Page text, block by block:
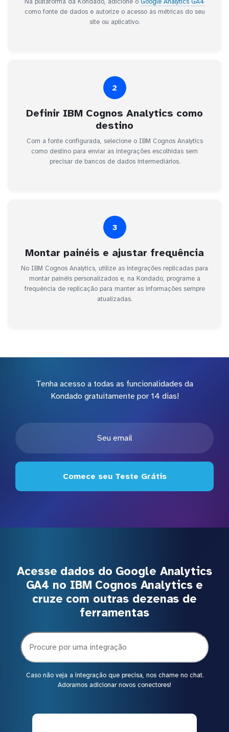
como fonte de dados e autorize o acesso às métricas do seu
site ou aplicativo.
2
Definir IBM Cognos Analytics como
destino
Com a fonte configurada, selecione o IBM Cognos Analytics
como destino para enviar as integrações escolhidas sem
precisar de bancos de dados intermediários.
3
Montar painéis e ajustar frequência
No IBM Cognos Analytics, utilize as integrações replicadas para
montar painéis personalizados e, na Kondado, programe a
frequência de replicação para manter as informações sempre
atualizadas.
Tenha acesso a todas as funcionalidades da
Kondado gratuitamente por 14 dias!
Comece seu Teste Grátis
Acesse dados do Google Analytics
GA4 no IBM Cognos Analytics e
cruze com outras dezenas de
ferramentas
Caso não veja a integração que precisa, nos chame no chat.
Adoramos adicionar novos conectores!